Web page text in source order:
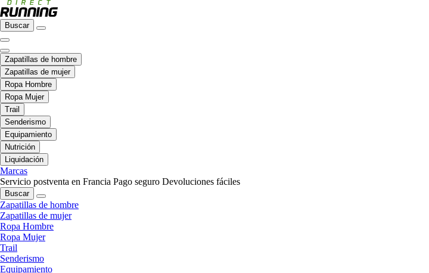
Buscar
Zapatillas de hombre
Zapatillas de mujer
Ropa Hombre
Ropa Mujer
Trail
Senderismo
Equipamiento
Nutrición
Liquidación
Marcas
Servicio postventa en Francia Pago seguro Devoluciones fáciles
Buscar
Zapatillas de hombre
Zapatillas de mujer
Ropa Hombre
Ropa Mujer
Trail
Senderismo
Equipamiento